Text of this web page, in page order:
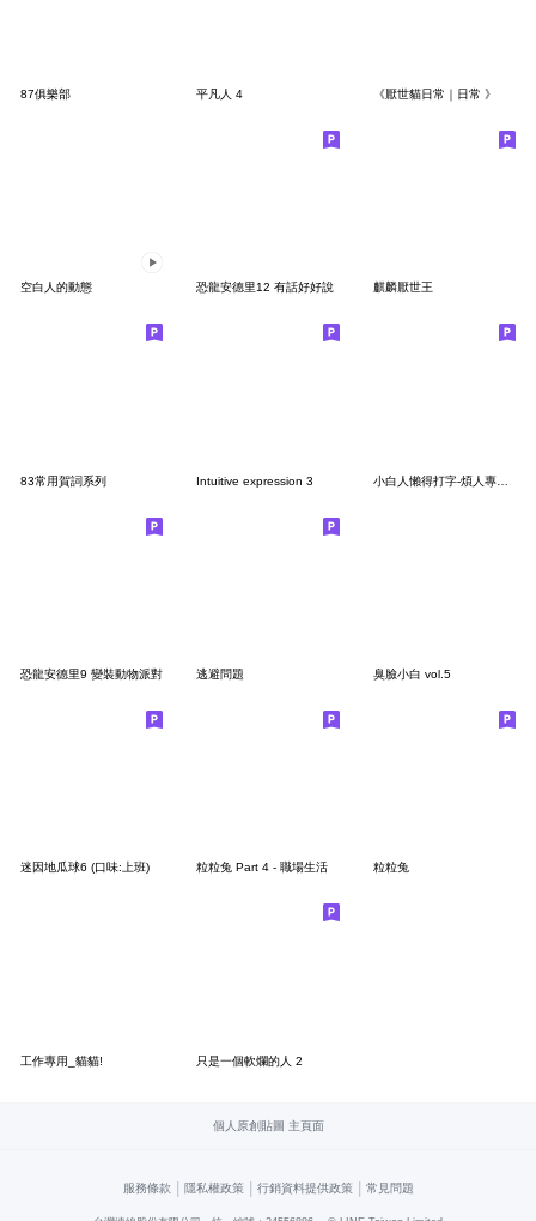
87俱樂部 平凡人 4 《厭世貓日常｜日常 》
空白人的動態 恐龍安德里12 有話好好說 麒麟厭世王
83常用賀詞系列 Intuitive expression 3 小白人懶得打字-煩人專用貼圖5
恐龍安德里9 變裝動物派對 逃避問題 臭臉小白 vol.5
迷因地瓜球6 (口味:上班) 粒粒兔 Part 4 - 職場生活 粒粒兔
工作專用_貓貓! 只是一個軟爛的人 2
個人原創貼圖 主頁面
服務條款 | 隱私權政策 | 行銷資料提供政策 | 常見問題